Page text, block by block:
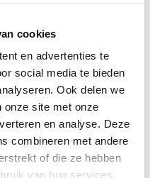
cookies
en advertenties te
social media te bieden
Ook delen we
onze site met onze
en analyse. Deze
combineren met andere
of die ze hebben
van hun services.